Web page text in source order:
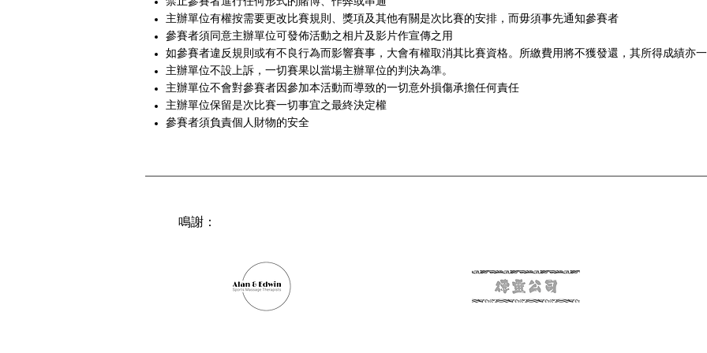
主辦單位有權按需要更改比賽規則、獎項及其他有關是次比賽的安排，而毋須事先通知參賽者
參賽者須同意主辦單位可發佈活動之相片及影片作宣傳之用
如參賽者違反規則或有不良行為而影響賽事，大會有權取消其比賽資格。所繳費用將不獲發還，其所得成績亦
主辦單位不設上訴，一切賽果以當場主辦單位的判決為準。
主辦單位不會對參賽者因參加本活動而導致的一切意外損傷承擔任何責任
主辦單位保留是次比賽一切事宜之最終決定權
參賽者須負責個人財物的安全
​鳴謝：